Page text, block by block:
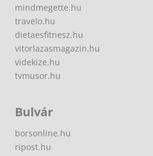
mindmegette.hu
travelo.hu
dietaesfitnesz.hu
vitorlazasmagazin.hu
videkize.hu
tvmusor.hu
Bulvár
borsonline.hu
ripost.hu